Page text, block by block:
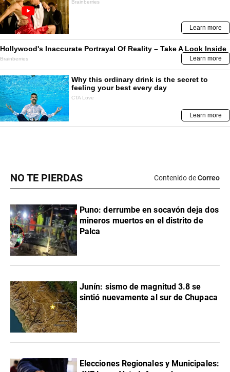
NO TE PIERDAS Contenido deCorreo
Puno: derrumbe en socavón deja dos
mineros muertos en el distrito de
Palca
Junín: sismo de magnitud 3.8 se
sintió nuevamente al sur de Chupaca
Elecciones Regionales y Municipales: